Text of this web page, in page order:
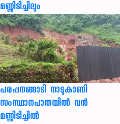
മണ്ണിടിച്ചിലും
പരപ്പനങ്ങാടി നാടുകാണി
സംസ്ഥാനപാതയില്‍ വന്‍
മണ്ണിടിച്ചില്‍